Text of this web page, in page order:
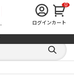
ログイン
0
カート
キ
検
索
る